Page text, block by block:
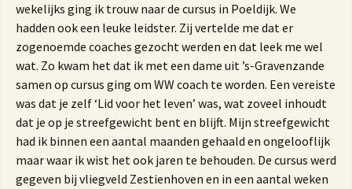
wekelijks ging ik trouw naar de cursus in Poeldijk. We
hadden ook een leuke leidster. Zij vertelde me dat er
zogenoemde coaches gezocht werden en dat leek me wel
wat. Zo kwam het dat ik met een dame uit ’s-Gravenzande
samen op cursus ging om WW coach te worden. Een vereiste
was dat je zelf ‘Lid voor het leven’ was, wat zoveel inhoudt
dat je op je streefgewicht bent en blijft. Mijn streefgewicht
had ik binnen een aantal maanden gehaald en ongelooflijk
maar waar ik wist het ook jaren te behouden. De cursus werd
gegeven bij vliegveld Zestienhoven en in een aantal weken